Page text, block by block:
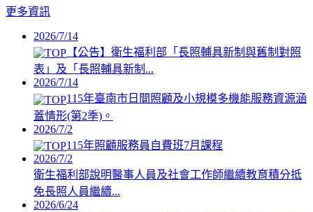
更多資訊
2026/7/14
【公告】衛生福利部「長照輔具新制與舊制對照
表」及「長照輔具新制...
2026/7/14
115年臺南市日間照顧及小規模多機能服務資源涵
蓋情形(第2季)。
2026/7/2
115年照顧服務員自費班7月課程
2026/7/2
衛生福利部說明醫事人員及社會工作師繼續教育積分抵
免長照人員繼續...
2026/6/24